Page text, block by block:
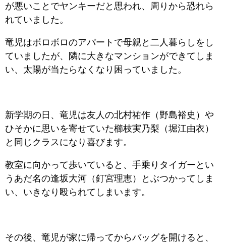
が悪いことでヤンキーだと思われ、周りから恐れら
れていました。
竜児はボロボロのアパートで母親と二人暮らしをし
ていましたが、隣に大きなマンションができてしま
い、太陽が当たらなくなり困っていました。
新学期の日、竜児は友人の北村祐作（野島裕史）や
ひそかに思いを寄せていた櫛枝実乃梨（堀江由衣）
と同じクラスになり喜びます。
教室に向かって歩いていると、手乗りタイガーとい
うあだ名の逢坂大河（釘宮理恵）とぶつかってしま
い、いきなり殴られてしまいます。
その後、竜児が家に帰ってからバッグを開けると、